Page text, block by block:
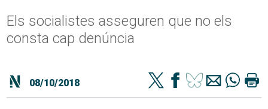
Els socialistes asseguren que no els
consta cap denúncia
08/10/2018